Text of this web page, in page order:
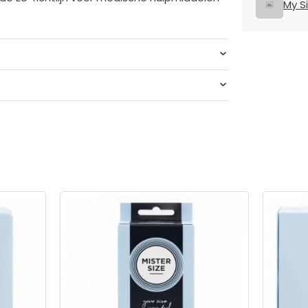
VYTEX-latex
latex
Siliconenbasis
My